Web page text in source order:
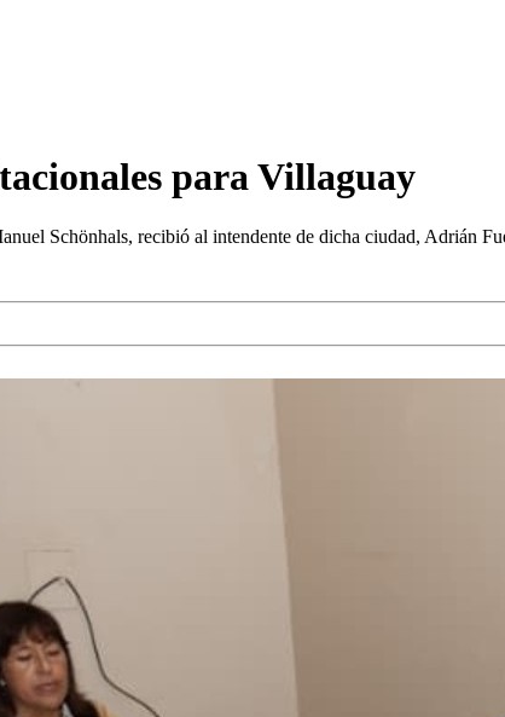
para Villaguay
Schönhals, recibió al intendente de dicha ciudad, Adrián